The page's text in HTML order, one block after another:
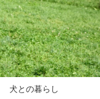
犬との暮らし